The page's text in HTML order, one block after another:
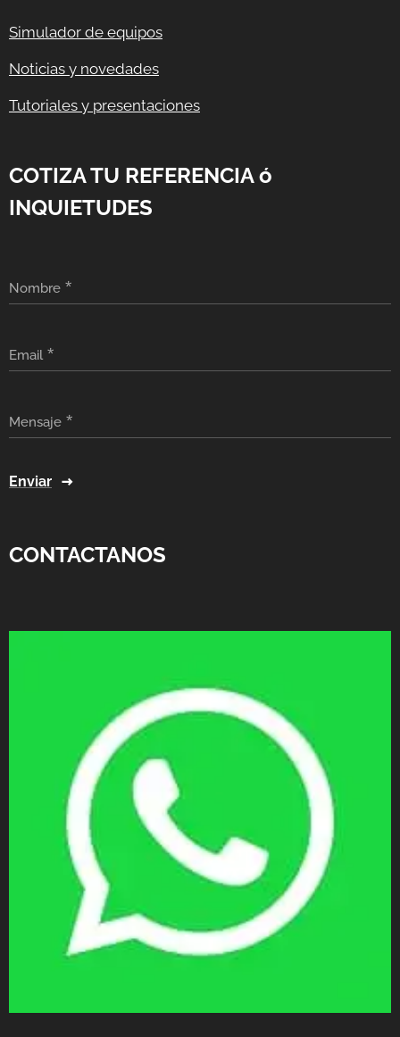
Simulador de equipos
Noticias y novedades
Tutoriales y presentaciones
COTIZA TU REFERENCIA ó
INQUIETUDES
Nombre
Email
Mensaje
Enviar
CONTACTANOS